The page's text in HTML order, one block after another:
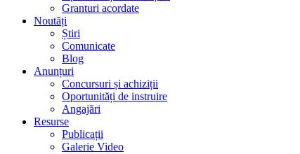
Granturi acordate
Noutăți
Știri
Comunicate
Blog
Anunțuri
Concursuri și achiziții
Oportunități de instruire
Angajări
Resurse
Publicații
Galerie Video